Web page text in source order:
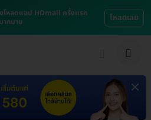
โหลดแอป HDmall ครั้งแรก
ากมาย
โหลดเลย